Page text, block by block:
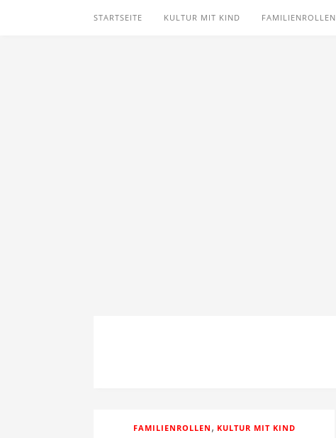
STARTSEITE KULTUR MIT KIND FAMILIENROLLEN
FAMILIENROLLEN , KULTUR MIT KIND